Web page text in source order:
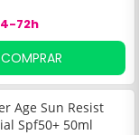
protege de la
rayos solares,
filtros de amplio
Asimismo,
con alfalfa
ayuda a
72h
COMPRAR
Age Sun Resist
Spf50+ 50ml